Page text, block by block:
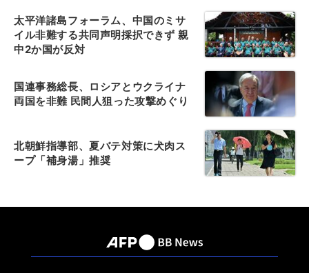
太平洋諸島フォーラム、中国のミサ
イル非難する共同声明採択できず 親
中2か国が反対
国連事務総長、ロシアとウクライナ
両国を非難 民間人狙った攻撃めぐり
北朝鮮指導部、夏バテ対策に犬肉ス
ープ「補身湯」推奨